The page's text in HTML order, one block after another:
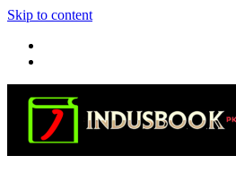
Skip to content